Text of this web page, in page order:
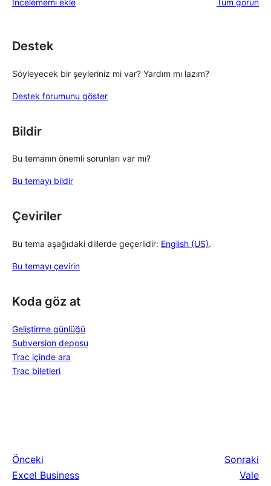
inceleme
yıldızlı
İncelememi ekle Tüm görün
Destek
Söyleyecek bir şeyleriniz mi var? Yardım mı lazım?
Destek forumunu göster
Bildir
Bu temanın önemli sorunları var mı?
Bu temayı bildir
Çeviriler
Bu tema aşağıdaki dillerde geçerlidir: English (US).
Bu temayı çevirin
Koda göz at
Geliştirme günlüğü
Subversion deposu
Trac içinde ara
Trac biletleri
Önceki
Excel Business
Sonraki
Vale